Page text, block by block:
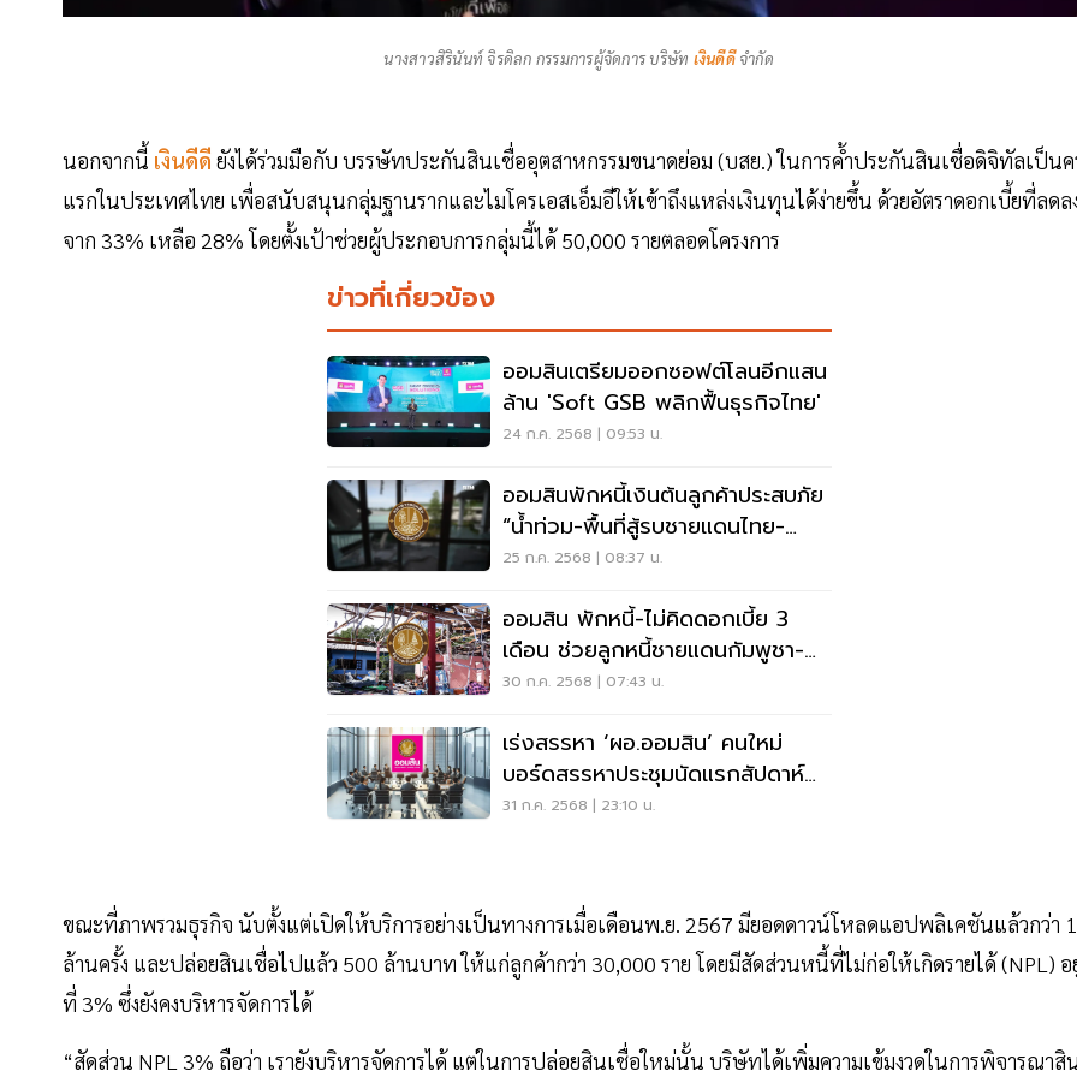
นางสาวสิรินันท์ จิรดิลก กรรมการผู้จัดการ บริษัท เงินดีดีจำกัด
นอกจากนี้ เงินดีดี ยังได้ร่วมมือกับ บรรษัทประกันสินเชื่ออุตสาหกรรมขนาดย่อม (บสย.) ในการค้ำประกันสินเชื่อดิจิทัลเป็นค
แรกในประเทศไทย เพื่อสนับสนุนกลุ่มฐานรากและไมโครเอสเอ็มอีให้เข้าถึงแหล่งเงินทุนได้ง่ายขึ้น ด้วยอัตราดอกเบี้ยที่ลดล
จาก 33% เหลือ 28% โดยตั้งเป้าช่วยผู้ประกอบการกลุ่มนี้ได้ 50,000 รายตลอดโครงการ
ข่าวที่เกี่ยวข้อง
ออมสินเตรียมออกซอฟต์โลนอีกแสน
ล้าน 'Soft GSB พลิกฟื้นธุรกิจไทย'
24 ก.ค. 2568 | 09:53 น.
ออมสินพักหนี้เงินต้นลูกค้าประสบภัย
“น้ำท่วม-พื้นที่สู้รบชายแดนไทย-
กัมพูชา”
25 ก.ค. 2568 | 08:37 น.
ออมสิน พักหนี้-ไม่คิดดอกเบี้ย 3
เดือน ช่วยลูกหนี้ชายแดนกัมพูชา-น้ำ
ท่วม
30 ก.ค. 2568 | 07:43 น.
เร่งสรรหา ‘ผอ.ออมสิน’ คนใหม่
บอร์ดสรรหาประชุมนัดแรกสัปดาห์
หน้า
31 ก.ค. 2568 | 23:10 น.
ขณะที่ภาพรวมธุรกิจ นับตั้งแต่เปิดให้บริการอย่างเป็นทางการเมื่อเดือนพ.ย. 2567 มียอดดาวน์โหลดแอปพลิเคชันแล้วกว่า
ล้านครั้ง และปล่อยสินเชื่อไปแล้ว 500 ล้านบาท ให้แก่ลูกค้ากว่า 30,000 ราย โดยมีสัดส่วนหนี้ที่ไม่ก่อให้เกิดรายได้ (NPL) อ
ที่ 3% ซึ่งยังคงบริหารจัดการได้
“สัดส่วน NPL 3% ถือว่า เรายังบริหารจัดการได้ แต่ในการปล่อยสินเชื่อใหม่นั้น บริษัทได้เพิ่มความเข้มงวดในการพิจารณาสิ